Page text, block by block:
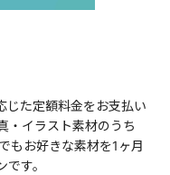
じた定額料金をお支払い
・イラスト素材のうち
もお好きな素材を1ヶ月
す。